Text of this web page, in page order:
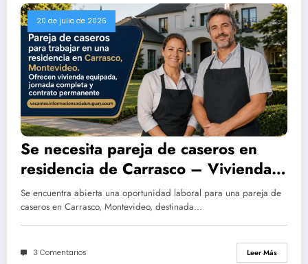
20 de julio de 2026
Se necesita pareja de caseros en
residencia de Carrasco – Vivienda y
trabajo permanente
Se encuentra abierta una oportunidad laboral para una pareja de
caseros en Carrasco, Montevideo, destinada…
3 Comentarios Leer Más